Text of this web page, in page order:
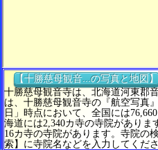
【十勝慈母観音...の写真と地図】
十勝慈母観音寺は、北海道河東郡
は、十勝慈母観音寺の『航空写真
日」時点において、全国には
海道には2,340カ寺の寺院がありま
16カ寺の寺院があります。寺院の
索】に寺院名などを入力してくださ